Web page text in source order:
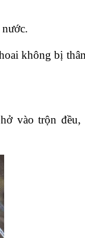
không bị
vào trộn đều,